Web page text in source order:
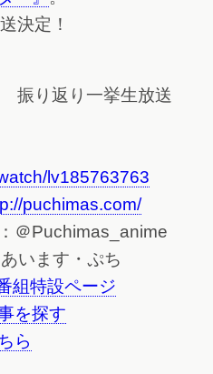
決定！
振り返り一挙生放送
lv185763763
puchimas.com/
＠Puchimas_anime
います・ぷち
組特設ページ
を探す
ら